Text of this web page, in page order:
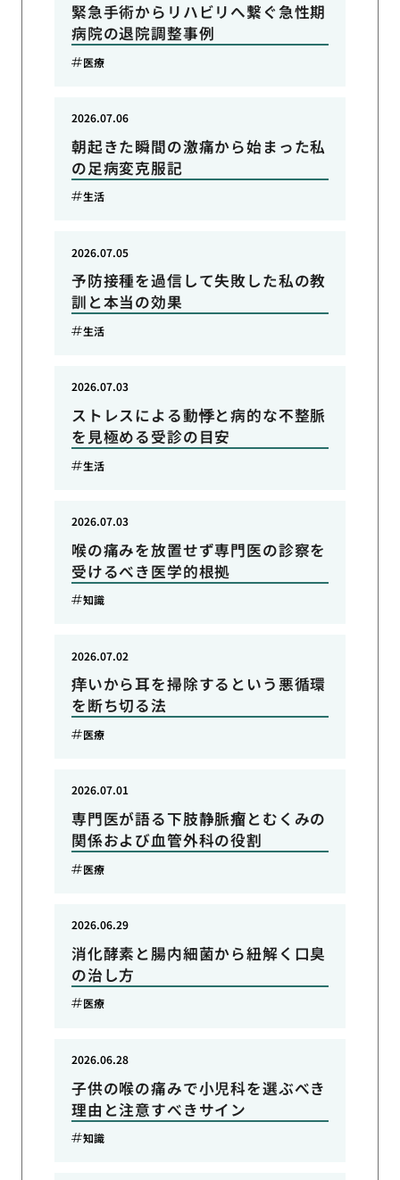
緊急手術からリハビリへ繋ぐ急性期
病院の退院調整事例
医療
朝起きた瞬間の激痛から始まった私
の足病変克服記
2026.07.06
生活
予防接種を過信して失敗した私の教
訓と本当の効果
2026.07.05
生活
ストレスによる動悸と病的な不整脈
を見極める受診の目安
2026.07.03
生活
喉の痛みを放置せず専門医の診察を
受けるべき医学的根拠
2026.07.03
知識
痒いから耳を掃除するという悪循環
を断ち切る法
2026.07.02
医療
専門医が語る下肢静脈瘤とむくみの
関係および血管外科の役割
2026.07.01
医療
消化酵素と腸内細菌から紐解く口臭
の治し方
2026.06.29
医療
子供の喉の痛みで小児科を選ぶべき
理由と注意すべきサイン
2026.06.28
知識